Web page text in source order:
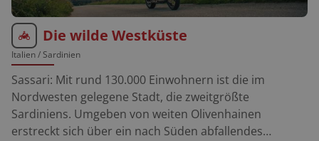
Die wilde Westküste
Italien/ Sardinien
Sassari: Mit rund 130.000 Einwohnern ist die im
Nordwesten gelegene Stadt, die zweitgrößte
Sardiniens. Umgeben von weiten Olivenhainen
erstreckt sich über ein nach Süden abfallendes